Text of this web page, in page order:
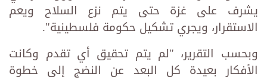
يشرف على غزة حتى يتم نزع السلاح ويعم
الاستقرار، ويجري تشكيل حكومة فلسطينية".
وبحسب التقرير، "لم يتم تحقيق أي تقدم وكانت
الأفكار بعيدة كل البعد عن النضج إلى خطوة